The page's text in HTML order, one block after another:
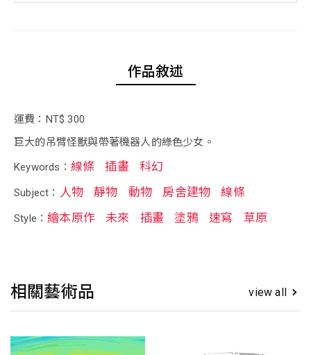
作品敘述
運費：NT$ 300
巨大的吊臂怪獸與帶著機器人的綠色少女。
Keywords： 線條 插畫 科幻
Subject： 人物 靜物 動物 房舍建物 線條
Style：繪本原作 未來 插畫 塗鴉 速寫 草原
相關藝術品 view all